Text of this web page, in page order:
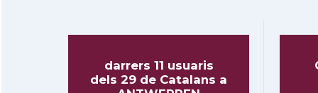
darrers 11 usuaris
dels 29 de Catalans a